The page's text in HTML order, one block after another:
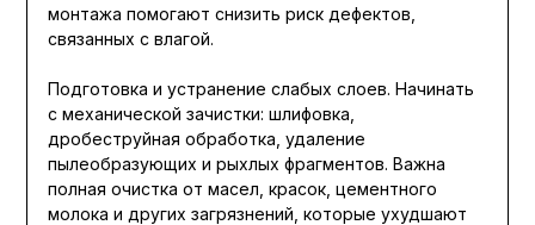
монтажа помогают снизить риск дефектов,
связанных с влагой.
Подготовка и устранение слабых слоев. Начинать
с механической зачистки: шлифовка,
дробеструйная обработка, удаление
пылеобразующих и рыхлых фрагментов. Важна
полная очистка от масел, красок, цементного
молока и других загрязнений, которые ухудшают